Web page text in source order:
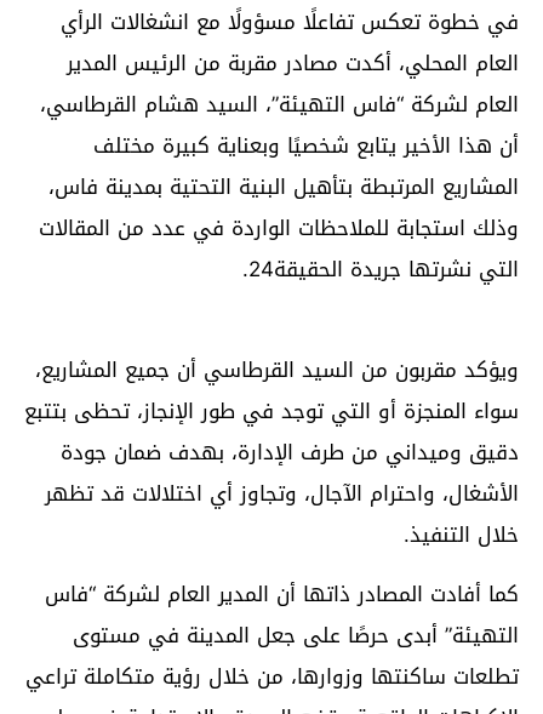
في خطوة تعكس تفاعلًا مسؤولًا مع انشغالات الرأي
العام المحلي، أكدت مصادر مقربة من الرئيس المدير
العام لشركة “فاس التهيئة”، السيد هشام القرطاسي،
أن هذا الأخير يتابع شخصيًا وبعناية كبيرة مختلف
المشاريع المرتبطة بتأهيل البنية التحتية بمدينة فاس،
وذلك استجابة للملاحظات الواردة في عدد من المقالات
التي نشرتها جريدة الحقيقة24.
ويؤكد مقربون من السيد القرطاسي أن جميع المشاريع،
سواء المنجزة أو التي توجد في طور الإنجاز، تحظى بتتبع
دقيق وميداني من طرف الإدارة، بهدف ضمان جودة
الأشغال، واحترام الآجال، وتجاوز أي اختلالات قد تظهر
خلال التنفيذ.
كما أفادت المصادر ذاتها أن المدير العام لشركة “فاس
التهيئة” أبدى حرصًا على جعل المدينة في مستوى
تطلعات ساكنتها وزوارها، من خلال رؤية متكاملة تراعي